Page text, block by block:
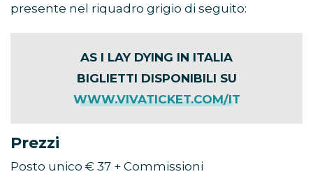
presente nel riquadro grigio di seguito:
AS I LAY DYING IN ITALIA
BIGLIETTI DISPONIBILI SU
WWW.VIVATICKET.COM/IT
Prezzi
Posto unico € 37 + Commissioni